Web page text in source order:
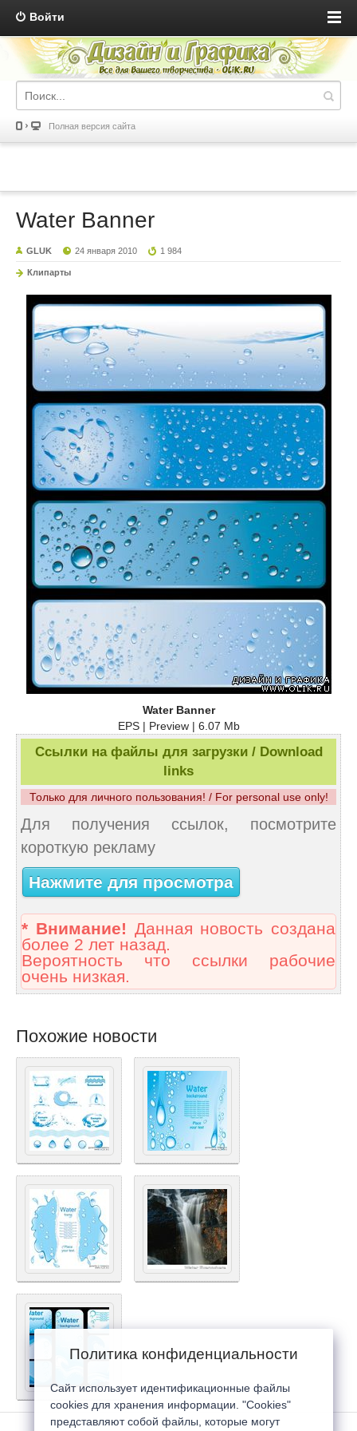
Войти
Полная версия сайта
Water Banner
GLUK 24 января 2010 1 984
Клипарты
Water Banner
EPS | Preview | 6.07 Mb
Ссылки на файлы для загрузки / Download
links
Только для личного пользования! / For personal use only!
Для получения ссылок, посмотрите
короткую рекламу
Нажмите для просмотра
* Внимание! Данная новость создана
более 2 лет назад.
Вероятность что ссылки рабочие
очень низкая.
Похожие новости
Политика конфиденциальности
Сайт использует идентификационные файлы
cookies для хранения информации. "Cookies"
представляют собой файлы, которые могут